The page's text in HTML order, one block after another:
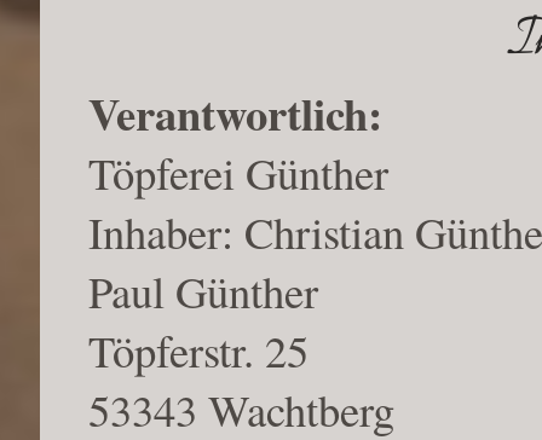
Verantwortlich:
Töpferei Günther
Inhaber: Christian
Paul Günther
Töpferstr. 25
53343 Wachtberg